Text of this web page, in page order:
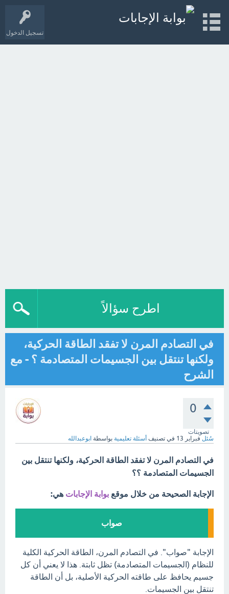
تسجيل الدخول
اطرح سؤالاً
في التصادم المرن لا تفقد الطاقة الحركية،
ولكنها تنتقل بين الجسيمات المتصادمة ؟ - مع
الشرح
0
تصويتات
سُئل فبراير 13 في تصنيف أسئلة تعليمية بواسطة ابوعبدالله
في التصادم المرن لا تفقد الطاقة الحركية، ولكنها تنتقل بين
الجسيمات المتصادمة ؟؟
الإجابة الصحيحة من خلال موقع بوابة الإجابات هي:
صواب
الإجابة "صواب". في التصادم المرن، الطاقة الحركية الكلية
للنظام (الجسيمات المتصادمة) تظل ثابتة. هذا لا يعني أن كل
جسيم يحافظ على طاقته الحركية الأصلية، بل أن الطاقة
تنتقل بين الجسيمات.